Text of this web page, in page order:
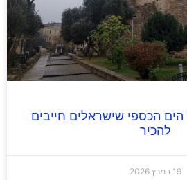
הכספי שישראלים חייבים
להכיר